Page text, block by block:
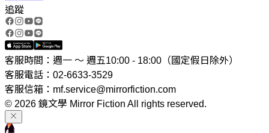
追蹤
客服時間：週一 ～ 週五10:00 - 18:00（國定假日除外）
客服電話：02-6633-3529
客服信箱：mf.service@mirrorfiction.com
© 2026 鏡文學 Mirror Fiction All rights reserved.